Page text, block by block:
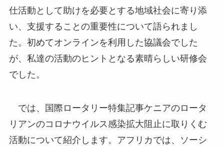
仕活動として助けを必要とする地域社会に寄り添
い、支援することの重要性について語られまし
た。初めてオンラインを利用した協議会でした
が、私達の活動のヒントとなる素晴らしい研修会
でした。
では、国際ロータリー特集記事ケニアのロータ
リアンのコロナウイルス感染拡大阻止に取りくむ
活動について紹介します。アフリカでは、ソーシ